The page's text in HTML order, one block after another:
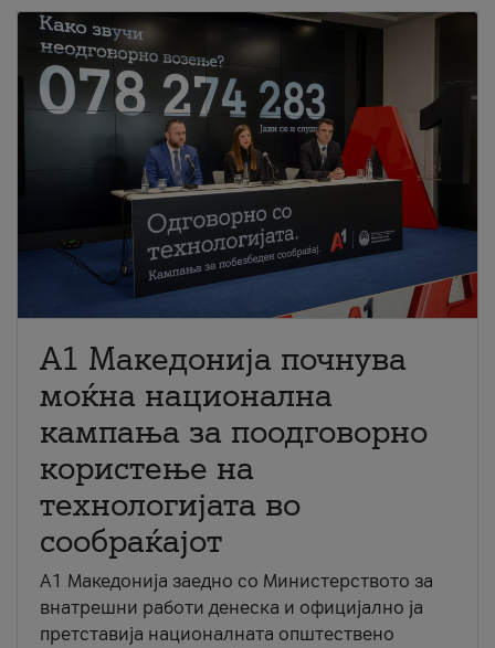
A1 Македонија почнува
моќна национална
кампања за поодговорно
користење на
технологијата во
сообраќајот
A1 Македонија заедно со Министерството за
внатрешни работи денеска и официјално ја
претставија националната општествено